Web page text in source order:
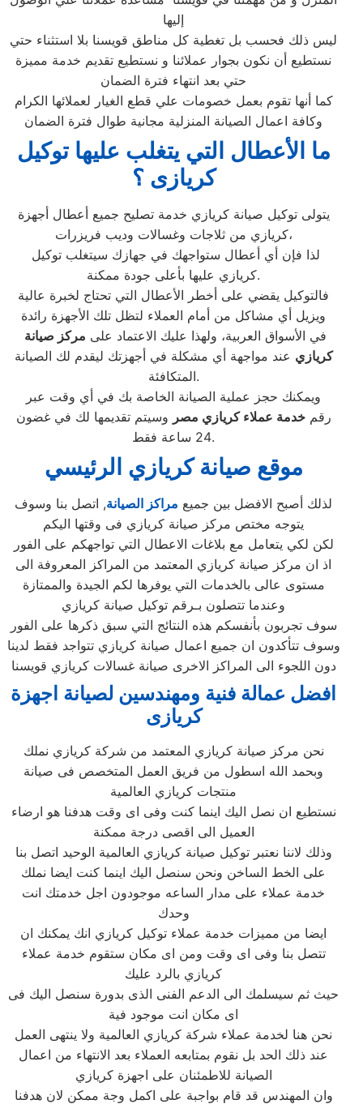
إليها
ليس ذلك فحسب بل تغطية كل مناطق قويسنا بلا استثناء حتي
نستطيع أن نكون بجوار عملائنا و نستطيع تقديم خدمة مميزة
حتي بعد انتهاء فترة الضمان
كما أنها تقوم بعمل خصومات علي قطع الغيار لعملائها الكرام
وكافة اعمال الصيانة المنزلية مجانية طوال فترة الضمان
ما الأعطال التي يتغلب عليها توكيل
كريازى ؟
يتولى توكيل صيانة كريازي خدمة تصليح جميع أعطال أجهزة
كريازي من ثلاجات وغسالات وديب فريزرات،
كريازي عليها بأعلى جودة ممكنة.
فالتوكيل يقضي على أخطر الأعطال التي تحتاج لخبرة عالية
ويزيل أي مشاكل من أمام العملاء لتظل تلك الأجهزة رائدة
في الأسواق العربية، ولهذا عليك الاعتماد على مركز صيانة
كريازي عند مواجهة أي مشكلة في أجهزتك ليقدم لك الصيانة
المتكافئة.
ويمكنك حجز عملية الصيانة الخاصة بك في أي وقت عبر
رقمخدمة عملاءكريازي مصر وسيتم تقديمها لك في غضون
24 ساعة فقط.
موقع صيانة كريازي الرئيسي
لذلك أصبح الافضل بين جميع مراكز الصيانة, اتصل بنا وسوف
يتوجه مختص مركز صيانة كريازي فى وقتها اليكم
لكن لكي يتعامل مع بلاغات الاعطال التي تواجهكم على الفور
اذ ان مركز صيانة كريازي المعتمد من المراكز المعروفة الى
مستوى عالى بالخدمات التي يوفرها لكم الجيدة والممتازة
وعندما تتصلون بـرقم توكيل صيانة كريازي
سوف تجربون بأنفسكم هذه النتائج التي سبق ذكرها على الفور
وسوف تتأكدون ان جميع اعمال صيانة كريازي تتواجد فقط لدينا
دون اللجوء الى المراكز الاخرى صيانة غسالات كريازي قويسنا
افضل عمالة فنية ومهندسين لصيانة اجهزة
كريازى
نحن مركز صيانة كريازي المعتمد من شركة كريازي نملك
وبحمد الله اسطول من فريق العمل المتخصص فى صيانة
منتجات كريازي العالمية
نستطيع ان نصل اليك اينما كنت وفى اى وقت هدفنا هو ارضاء
العميل الى اقصى درجة ممكنة
وذلك لاننا نعتبر توكيل صيانة كريازي العالمية الوحيد اتصل بنا
على الخط الساخن ونحن سنصل اليك اينما كنت ايضا نملك
خدمة عملاء على مدار الساعه موجودون اجل خدمتك انت
وحدك
ايضا من مميزات خدمة عملاء توكيل كريازي انك يمكنك ان
تتصل بنا وفى اى وقت ومن اى مكان ستقوم خدمة عملاء
كريازي بالرد عليك
حيث ثم سيسلمك الى الدعم الفنى الذى بدورة سنصل اليك فى
اى مكان انت موجود فية
نحن هنا لخدمة عملاء شركة كريازي العالمية ولا ينتهى العمل
عند ذلك الحد بل نقوم بمتابعه العملاء بعد الانتهاء من اعمال
الصيانة للاطمئنان على اجهزة كريازي
وان المهندس قد قام بواجبة على اكمل وجة ممكن لان هدفنا